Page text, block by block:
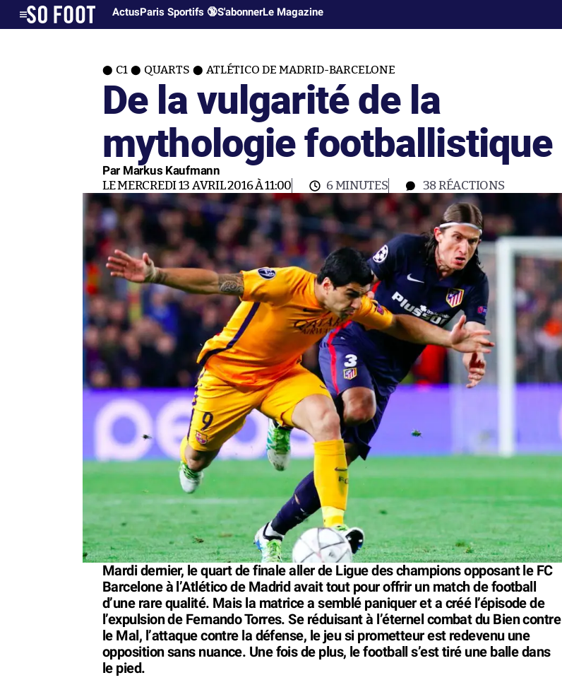
ActusParis Sportifs 🔞S'abonnerLe Magazine
C1 QUARTS ATLÉTICO DE MADRID-BARCELONE
De la vulgarité de la
mythologie footballistique
Par Markus Kaufmann
LE MERCREDI 13 AVRIL 2016 À 11:00 6 MINUTES 38RÉACTIONS
Mardi dernier, le quart de finale aller de Ligue des champions opposant le FC
Barcelone à l’Atlético de Madrid avait tout pour offrir un match de football
d’une rare qualité. Mais la matrice a semblé paniquer et a créé l’épisode de
l’expulsion de Fernando Torres. Se réduisant à l’éternel combat du Bien contre
le Mal, l’attaque contre la défense, le jeu si prometteur est redevenu une
opposition sans nuance. Une fois de plus, le football s’est tiré une balle dans
le pied.